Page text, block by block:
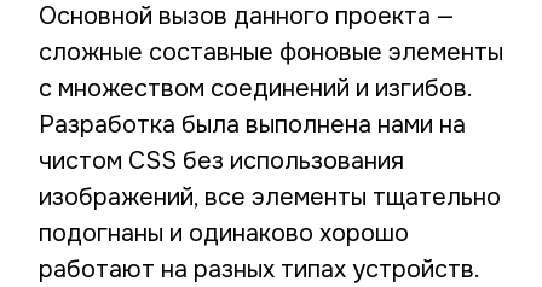
Основной вызов данного проекта —
сложные составные фоновые элементы
с множеством соединений и изгибов.
Разработка была выполнена нами на
чистом CSS без использования
изображений, все элементы тщательно
подогнаны и одинаково хорошо
работают на разных типах устройств.